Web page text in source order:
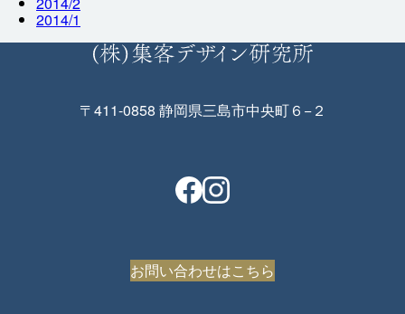
2014/1
〒411-0858 静岡県三島市中央町６−２
お問い合わせはこちら